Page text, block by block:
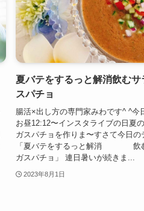
夏バテをするっと解消飲むサ
スパチョ
腸活×出し方の専門家みわです^ ^今
お昼12:12〜インスタライブの日夏
ガスパチョを作りま〜すさて今日の
「夏バテをするっと解消 飲
ガスパチョ」 連日暑いが続きま...
2023年8月1日